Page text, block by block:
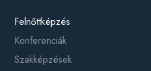
Felnőttképzés
Konferenciák
Szakképzések